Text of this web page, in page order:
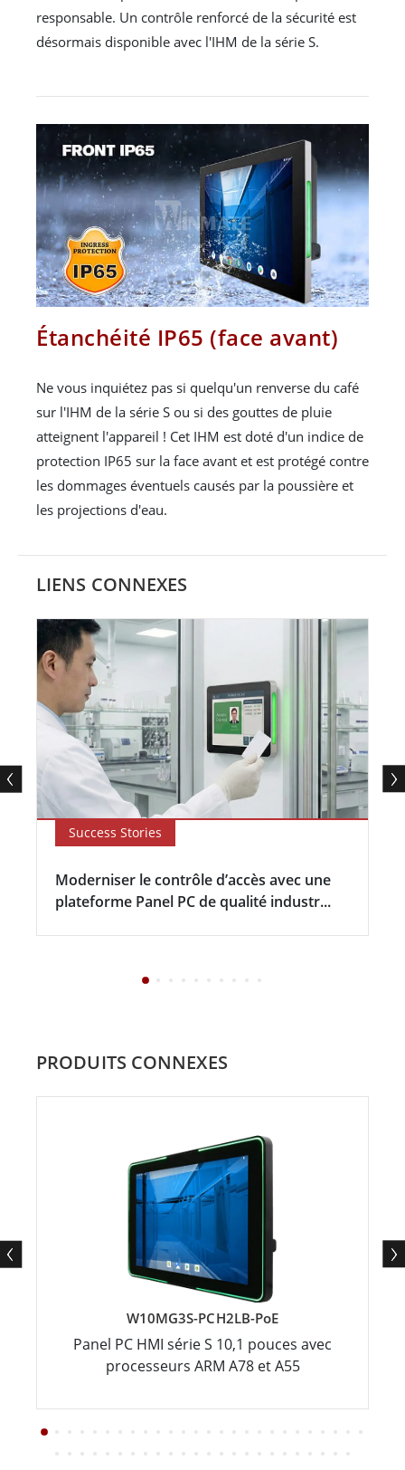
responsable. Un contrôle renforcé de la sécurité est
désormais disponible avec l'IHM de la série S.
Étanchéité IP65 (face avant)
Ne vous inquiétez pas si quelqu'un renverse du café
sur l'IHM de la série S ou si des gouttes de pluie
atteignent l'appareil ! Cet IHM est doté d'un indice de
protection IP65 sur la face avant et est protégé contre
les dommages éventuels causés par la poussière et
les projections d'eau.
LIENS CONNEXES
Success Stories
Moderniser le contrôle d’accès avec une
plateforme Panel PC de qualité industr...
PRODUITS CONNEXES
W10MG3S-PCH2LB-PoE
Panel PC HMI série S 10,1 pouces avec
processeurs ARM A78 et A55